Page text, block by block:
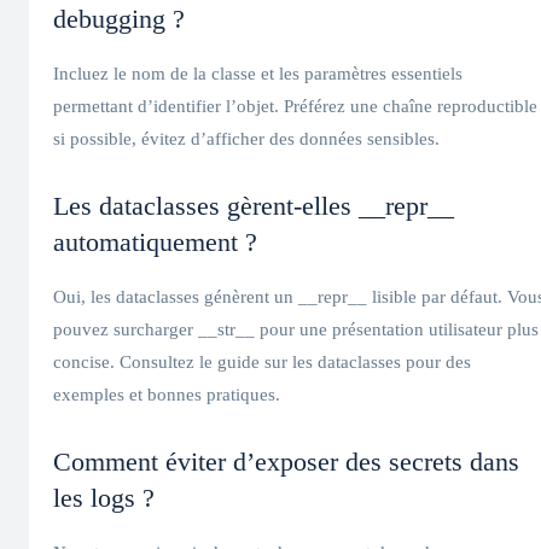
debugging ?
Incluez le nom de la classe et les paramètres essentiels
permettant d’identifier l’objet. Préférez une chaîne reproductible
si possible, évitez d’afficher des données sensibles.
Les dataclasses gèrent-elles __repr__
automatiquement ?
Oui, les dataclasses génèrent un __repr__ lisible par défaut.
pouvez surcharger __str__ pour une présentation utilisateur plus
concise. Consultez le guide sur les dataclasses pour des
exemples et bonnes pratiques.
Comment éviter d’exposer des secrets dans
les logs ?